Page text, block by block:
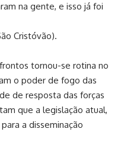
na gente, e isso já foi
Cristóvão).
tornou-se rotina no
o poder de fogo das
de resposta das forças
que a legislação atual,
a disseminação